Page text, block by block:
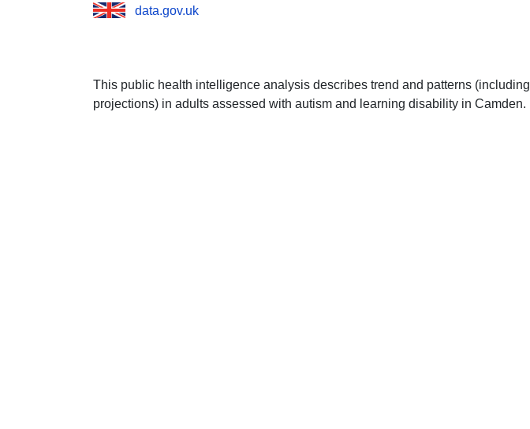
data.gov.uk
This public health intelligence analysis describes trend and patterns (including
projections) in adults assessed with autism and learning disability in Camden.